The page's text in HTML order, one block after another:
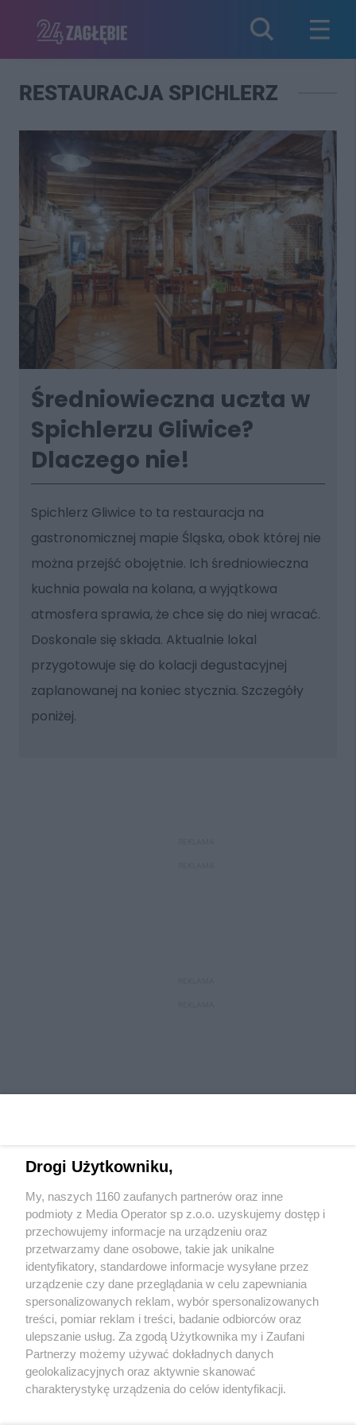
RESTAURACJA SPICHLERZ
Średniowieczna uczta w
Spichlerzu Gliwice?
Dlaczego nie!
Spichlerz Gliwice to ta restauracja na
gastronomicznej mapie Śląska, obok której nie
można przejść obojętnie. Ich średniowieczna
kuchnia powala na kolana, a wyjątkowa
atmosfera sprawia, że chce się do niej wracać.
Doskonale się składa. Aktualnie lokal
przygotowuje się do kolacji degustacyjnej
zaplanowanej na koniec stycznia. Szczegóły
poniżej.
Wydawca mediówlokalnych
Nie zapomnij
zapoznać się z:
polityką prywatności
Twojemiasto
Piekary Śląskie
Chorzów
Tarnowskie Góry
Skontaktuj się z nami
Kontakt
Redakcja
Newsletter
Drogi Użytkowniku,
My, naszych 1160 zaufanych partnerów oraz inne
podmioty z Media Operator sp z.o.o. uzyskujemy dostęp i
przechowujemy informacje na urządzeniu oraz
przetwarzamy dane osobowe, takie jak unikalne
identyfikatory, standardowe informacje wysyłane przez
urządzenie czy dane przeglądania w celu zapewniania
spersonalizowanych reklam, wybór spersonalizowanych
treści, pomiar reklam i treści, badanie odbiorców oraz
ulepszanie usług. Za zgodą Użytkownika my i Zaufani
Partnerzy możemy używać dokładnych danych
geolokalizacyjnych oraz aktywnie skanować
charakterystykę urządzenia do celów identyfikacji.